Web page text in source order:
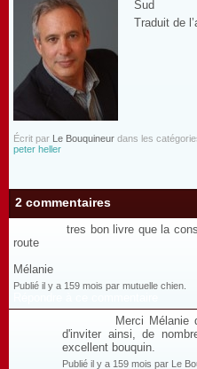
Sud
Traduit de
Écrit par Le Bouquineur dans les
peter heller
2 commentaires
tres bon livre que la
route
Mélanie
Publié il y a 159 mois par mutuelle chien.
Merci Mélanie
d'inviter ainsi, de
excellent bouquin.
Publié il y a 159 mois par Le